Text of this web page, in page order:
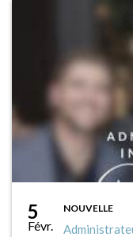
5
Févr.
NOUVELLE